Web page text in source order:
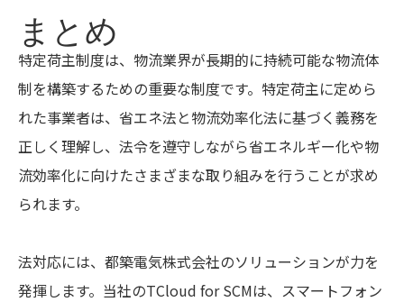
まとめ
特定荷主制度は、物流業界が長期的に持続可能な物流体
制を構築するための重要な制度です。特定荷主に定めら
れた事業者は、省エネ法と物流効率化法に基づく義務を
正しく理解し、法令を遵守しながら省エネルギー化や物
流効率化に向けたさまざまな取り組みを行うことが求め
られます。
法対応には、都築電気株式会社のソリューションが力を
発揮します。当社のTCloud for SCMは、スマートフォン